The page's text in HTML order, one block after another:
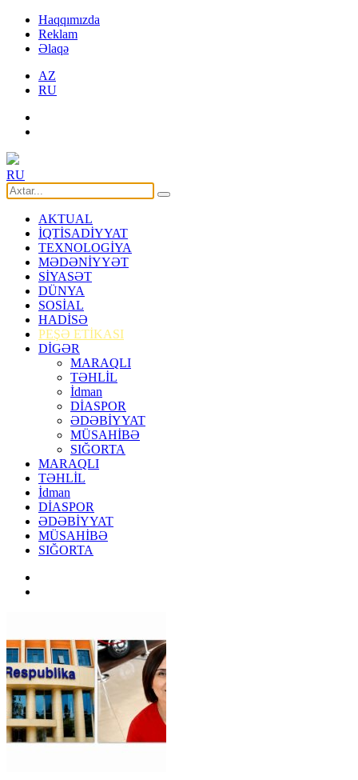
Haqqımızda
Reklam
Əlaqə
AZ
RU
RU
AKTUAL
İQTİSADİYYAT
TEXNOLOGİYA
MƏDƏNİYYƏT
SİYASƏT
DÜNYA
SOSİAL
HADİSƏ
PEŞƏ ETİKASI
DİGƏR
MARAQLI
TƏHLİL
İdman
DİASPOR
ƏDƏBİYYAT
MÜSAHİBƏ
SIĞORTA
MARAQLI
TƏHLİL
İdman
DİASPOR
ƏDƏBİYYAT
MÜSAHİBƏ
SIĞORTA